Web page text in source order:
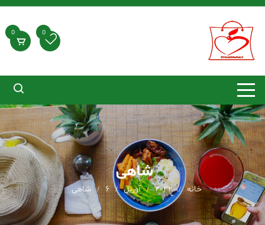
رد
محتوا
0
0
شاهی
خانه 2022 آوریل 6 شاهی